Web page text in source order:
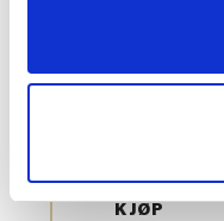
MAGNOR - SWIRL
KJØP